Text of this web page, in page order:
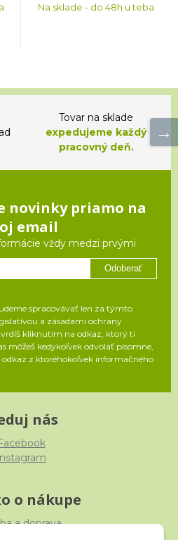
Na sklade - do 48h u teba
Tovar na sklade
expedujeme každý
pracovný deň.
novinky priamo na
email
vždy medzi prvými
Odoberať
spracovávať len za týmto
a zásadami ochrany
kliknutím na odkaz, ktorý ti
môžeš kedykoľvek odvolať písomne,
z ktoréhokoľvek informačného
nás
o nákupe
a doprava